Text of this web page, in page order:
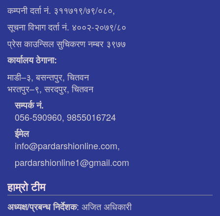
कम्पनी दर्ता नं. ३११७१९/७९/०८०,
सूचना विभाग दर्ता नं. ४००२-२०७९/८०
प्रेस काउन्सिल सुचिकरण नम्बर ३९७७
कार्यालय ठेगाना:
माडी–३, बसन्तपुर, चितवन
भरतपुर–९, सरदपुर, चितवन
सम्पर्क नं.
056-590960, 9855016724
ईमेल
info@pardarshionline.com,
pardarshionline1@gmail.com
हाम्रो टीम
अध्यक्ष/प्रबन्ध निर्देशक: अजित अधिकारी